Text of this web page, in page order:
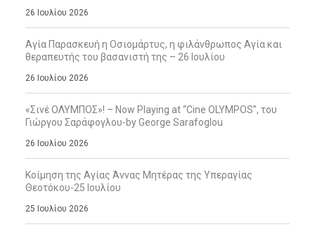
26 Ιουλίου 2026
Αγία Παρασκευή η Οσιομάρτυς, η φιλάνθρωπος Αγία και
θεραπευτής του βασανιστή της – 26 Ιουλίου
26 Ιουλίου 2026
«Σινέ ΟΛΥΜΠΟΣ»! – Now Playing at “Cine OLYMPOS”, του
Γιώργου Σαράφογλου-by George Sarafoglou
26 Ιουλίου 2026
Κοίμηση της Αγίας Άννας Μητέρας της Υπεραγίας
Θεοτόκου-25 Ιουλίου
25 Ιουλίου 2026